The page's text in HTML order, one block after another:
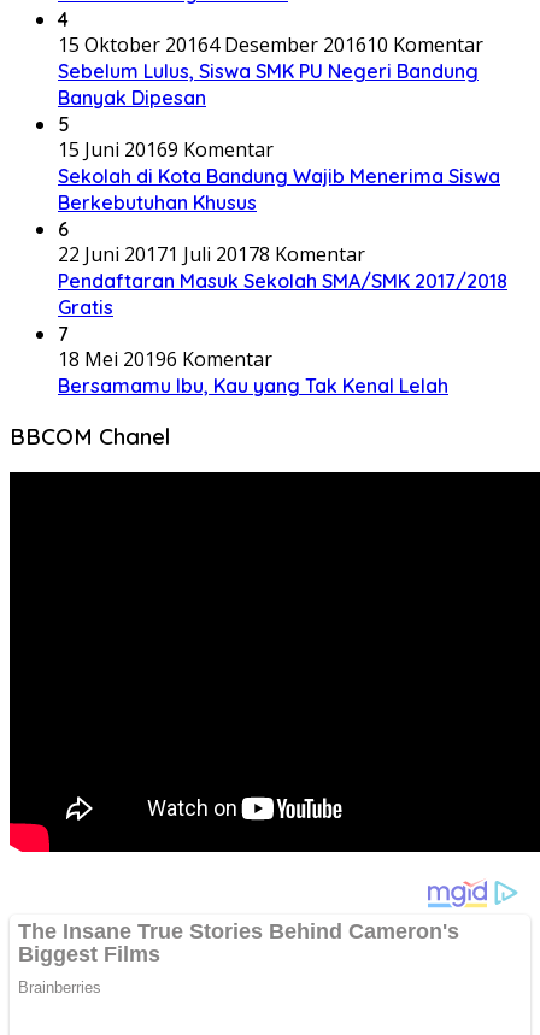
4
15 Oktober 20164 Desember 201610 Komentar
Sebelum Lulus, Siswa SMK PU Negeri Bandung
Banyak Dipesan
5
15 Juni 20169 Komentar
Sekolah di Kota Bandung Wajib Menerima Siswa
Berkebutuhan Khusus
6
22 Juni 20171 Juli 20178 Komentar
Pendaftaran Masuk Sekolah SMA/SMK 2017/2018
Gratis
7
18 Mei 20196 Komentar
Bersamamu Ibu, Kau yang Tak Kenal Lelah
BBCOM Chanel